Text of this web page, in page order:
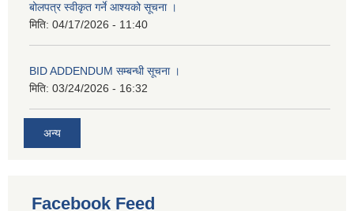
बोलपत्र स्वीकृत गर्ने आश्यको सूचना ।
मिति: 04/17/2026 - 11:40
BID ADDENDUM सम्बन्धी सूचना ।
मिति: 03/24/2026 - 16:32
अन्य
Facebook Feed